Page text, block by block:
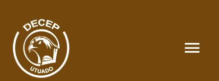
content